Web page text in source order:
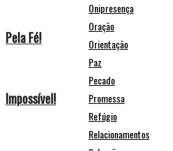
Onipresença
Oração
Orientação
Paz
Pecado
Promessa
Refúgio
Relacionamentos
Pela Fé!
Impossível!